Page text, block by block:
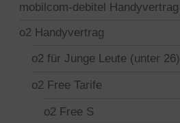
mobilcom-debitel Handyvertrag
o2 Handyvertrag
o2 für Junge Leute (unter 26)
o2 Free Tarife
o2 Free S